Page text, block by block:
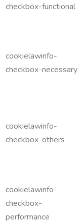
checkbox-functional
cookielawinfo-
checkbox-necessary
cookielawinfo-
checkbox-others
cookielawinfo-
checkbox-
performance